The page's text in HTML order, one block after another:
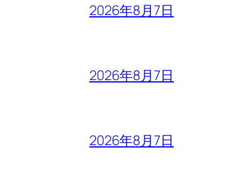
2026年8月7日
2026年8月7日
2026年8月7日